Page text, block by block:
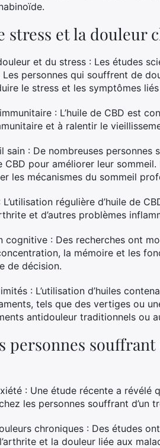
stress et la douleur
et du stress : Les études
personnes qui souffrent de
le stress et les symptômes liés
: L’huile de CBD est
et à ralentir le
sain : De nombreuses
CBD pour améliorer leur
les mécanismes du sommeil
régulière d’huile de
et d’autres problèmes
cognitive : Des recherches ont
la mémoire et les
de décision.
: L’utilisation d’huiles
tels que des vertiges ou
antidouleur traditionnels ou
personnes
: Une étude récente a
les personnes souffrant d’un
chroniques : Des études
et la douleur liée aux